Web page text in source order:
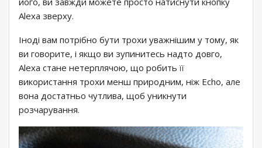
Alexa зверху.
Іноді вам потрібно бути трохи уважнішим у тому, як
ви говорите, і якщо ви зупинитесь надто довго,
Alexa стане нетерплячою, що робить її
використання трохи менш природним, ніж Echo, але
вона достатньо чутлива, щоб уникнути
розчарування.